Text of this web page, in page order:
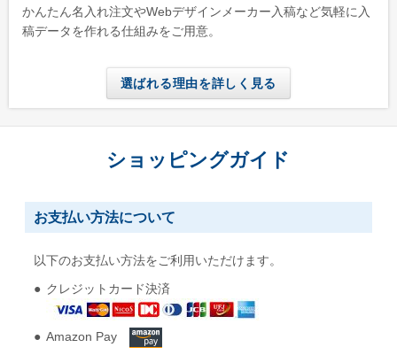
かんたん名入れ注文やWebデザインメーカー入稿など気軽に入
稿データを作れる仕組みをご用意。
選ばれる理由を詳しく見る
ショッピングガイド
お支払い方法について
以下のお支払い方法をご利用いただけます。
クレジットカード決済
Amazon Pay